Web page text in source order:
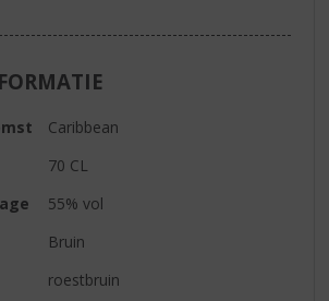
Caribbean
70 CL
55% vol
Bruin
roestbruin